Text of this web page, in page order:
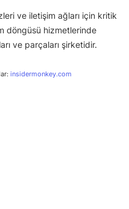
ve iletişim ağları için kritik
döngüsü hizmetlerinde
ve parçaları şirketidir.
insidermonkey.com